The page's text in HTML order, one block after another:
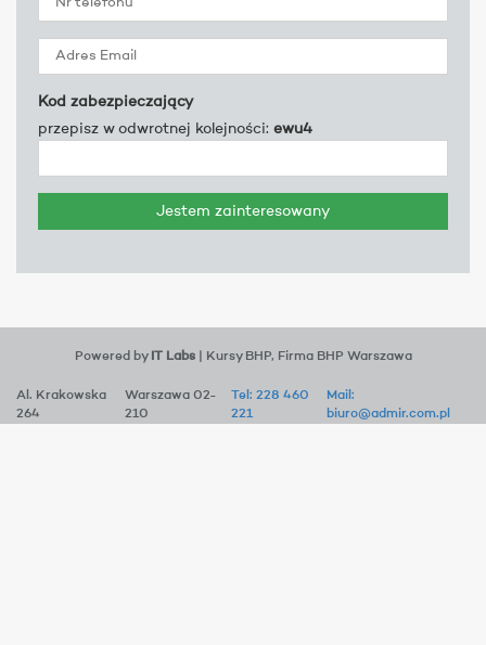
Kod zabezpieczający
przepisz w odwrotnej kolejności: ewu4
Powered by IT Labs| Kursy BHP, Firma BHP Warszawa
Al. Krakowska
264
Warszawa 02-
210
Tel: 228 460
221
Mail:
biuro@admir.com.pl